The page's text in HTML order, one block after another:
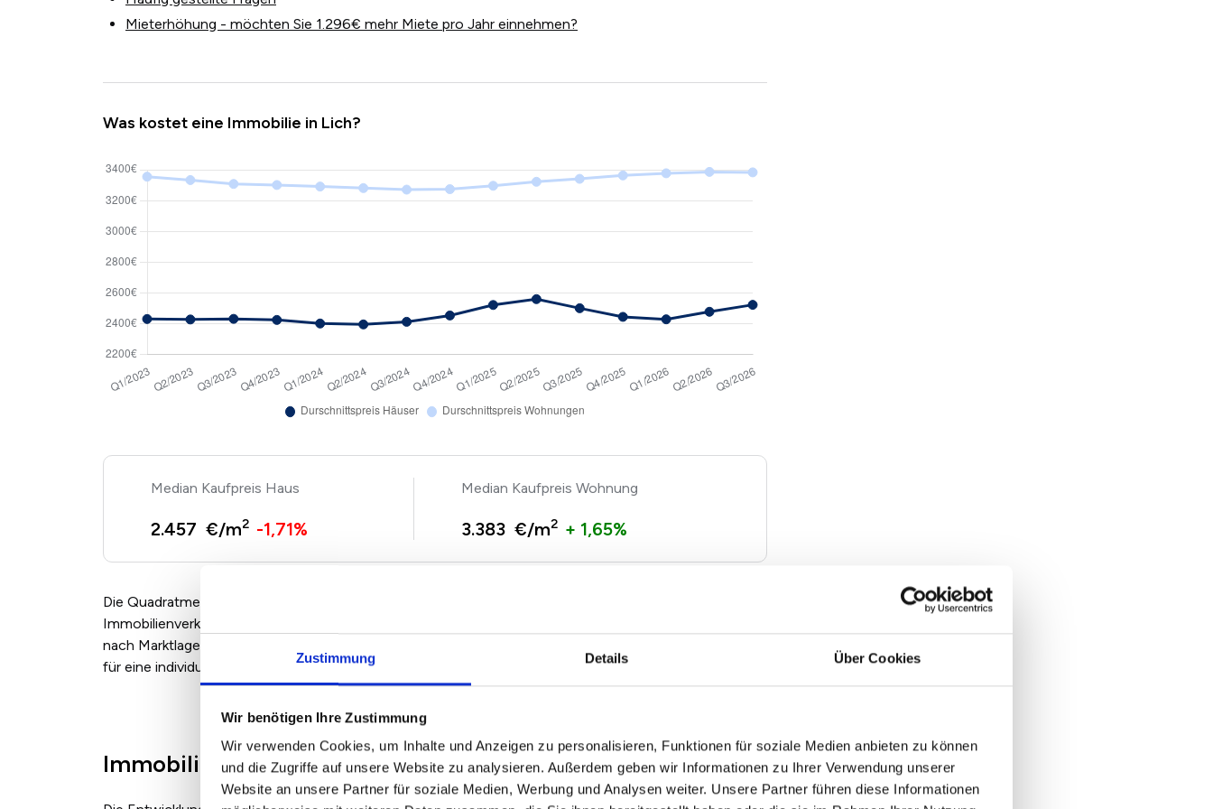
Zustimmung Details Über Cookies
Wir benötigen Ihre Zustimmung
Wir verwenden Cookies, um Inhalte und Anzeigen zu personalisieren, Funktionen für soziale Medien anbieten zu können
und die Zugriffe auf unsere Website zu analysieren. Außerdem geben wir Informationen zu Ihrer Verwendung unserer
Website an unsere Partner für soziale Medien, Werbung und Analysen weiter. Unsere Partner führen diese Informationen
Mieterhöhung - möchten Sie 1.296€ mehr Miete pro Jahr einnehmen?
Was kostet eine Immobilie in Lich?
Kaufpreis Haus
2.457 €/m2 -1,71%
Kaufpreis Wohnung
3.383 €/m2 + 1,65%
Die Quadratmeterpreise für Eigentumswohnungen und Häuser basieren auf Angebotspreisen der von
Immobilienverkäufern und Maklern angebotenen Immobilien. Echte Verkaufspreise in Lich können je
nach Marktlage, Zustand und Ausstattung entsprechend nach oben und unten abweichen. Nutzen Sie
für eine individuelle Bewertung einfach unseren
Immobilienwertrechner für Lich.
Immobilienpreise in Lich 2026